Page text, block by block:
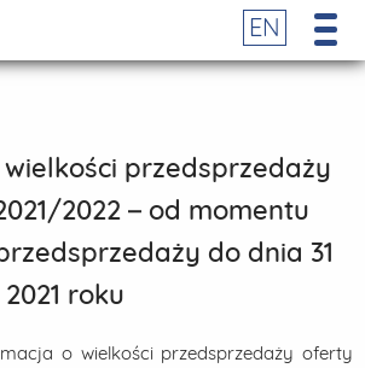
EN
przedsprzedaży
2022 – od momentu
do dnia 31
roku
o wielkości przedsprzedaży oferty